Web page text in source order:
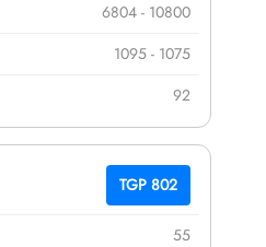
6804 - 10800
1095 - 1075
92
TGP 802
55